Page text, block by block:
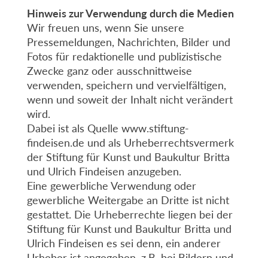
Hinweis zur Verwendung durch die Medien
Wir freuen uns, wenn Sie unsere
Pressemeldungen, Nachrichten, Bilder und
Fotos für redaktionelle und publizistische
Zwecke ganz oder ausschnittweise
verwenden, speichern und vervielfältigen,
wenn und soweit der Inhalt nicht verändert
wird.
Dabei ist als Quelle www.stiftung-
findeisen.de und als Urheberrechtsvermerk
der Stiftung für Kunst und Baukultur Britta
und Ulrich Findeisen anzugeben.
Eine gewerbliche Verwendung oder
gewerbliche Weitergabe an Dritte ist nicht
gestattet. Die Urheberrechte liegen bei der
Stiftung für Kunst und Baukultur Britta und
Ulrich Findeisen es sei denn, ein anderer